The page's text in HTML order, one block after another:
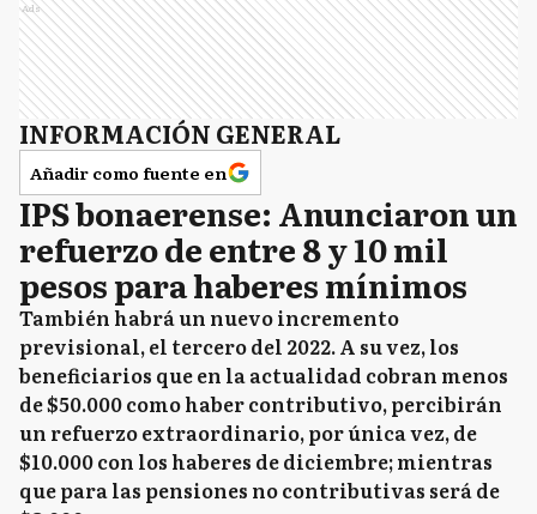
Ads
INFORMACIÓN GENERAL
Añadir como fuente en
IPS bonaerense: Anunciaron un
refuerzo de entre 8 y 10 mil
pesos para haberes mínimos
También habrá un nuevo incremento
previsional, el tercero del 2022. A su vez, los
beneficiarios que en la actualidad cobran menos
de $50.000 como haber contributivo, percibirán
un refuerzo extraordinario, por única vez, de
$10.000 con los haberes de diciembre; mientras
que para las pensiones no contributivas será de